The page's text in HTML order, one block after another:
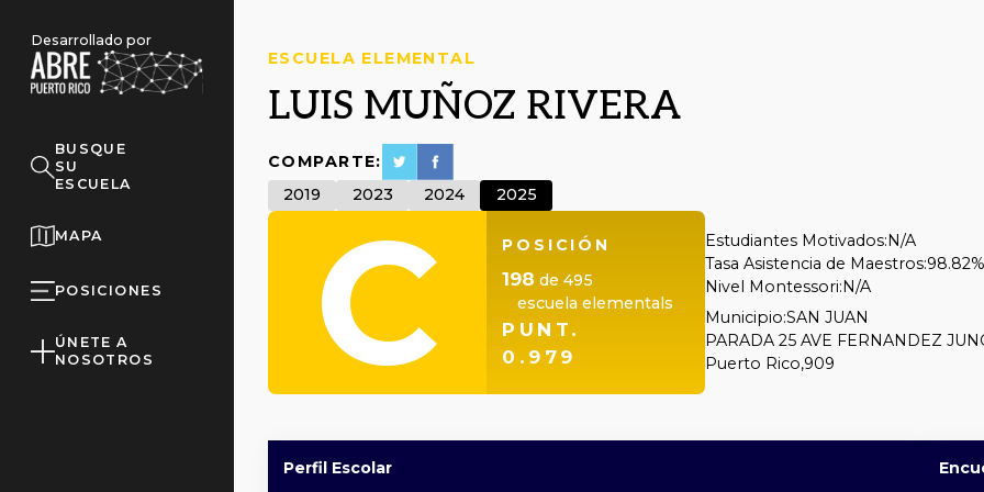
Desarrollado por
BUSQUE
SU
ESCUELA
MAPA
POSICIONES
ÚNETE A
NOSOTROS
ESCUELA ELEMENTAL
LUIS MUÑOZ RIVERA
COMPARTE:
2019
2023 2024 2025
C POSICIÓN
198 de495
escuela elementals
PUNT.
0.979
Estudiantes Motivados:N/A
Tasa Asistencia de Maestros:98.82%
Nivel Montessori:N/A
Municipio:SAN JUAN
PARADA 25 AVE FERNANDEZ
Puerto Rico,909
Perfil Escolar